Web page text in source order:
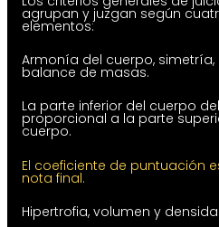
agrupan y juzgan según
elementos:
Armonía del cuerpo, simetría,
balance de masas.
La parte inferior del cuerpo
proporcional a la parte
cuerpo.
El coeficiente de puntuación
nota final.
Hipertrofia, volumen y